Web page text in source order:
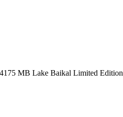
MB Lake Baikal Limited Edition